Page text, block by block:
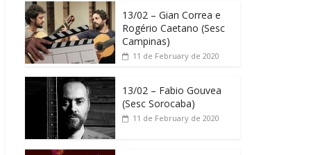
13/02 – Gian Correa e
Rogério Caetano (Sesc
Campinas)
11 de February de 2020
13/02 – Fabio Gouvea
(Sesc Sorocaba)
11 de February de 2020